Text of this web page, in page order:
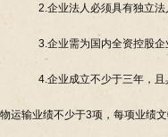
2.企业法人必须具有独立法
3.企业需为国内全资控股企
4.企业成立不少于三年，
物运输业绩不少于3项，每项业绩